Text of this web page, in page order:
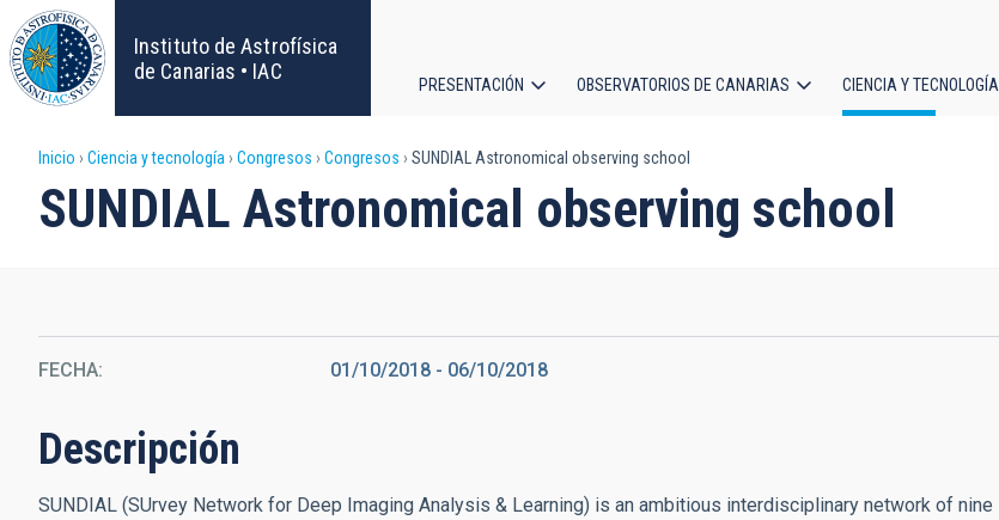
Pasar
al
contenido
principal
Instituto de Astrofísica
de Canarias • IAC
principal
PRESENTACIÓN OBSERVATORIOS DE CANARIAS CIENCIA Y TECNOLOGÍA
Sobrescribir
enlaces
ayuda
a
la
navegación
Inicio Ciencia y tecnología Congresos Congresos SUNDIAL Astronomical observing school
SUNDIAL Astronomical observing school
FECHA 01/10/2018 - 06/10/2018
Descripción
SUNDIAL (SUrvey Network for Deep Imaging Analysis & Learning) is an ambitious interdisciplinary network of nine